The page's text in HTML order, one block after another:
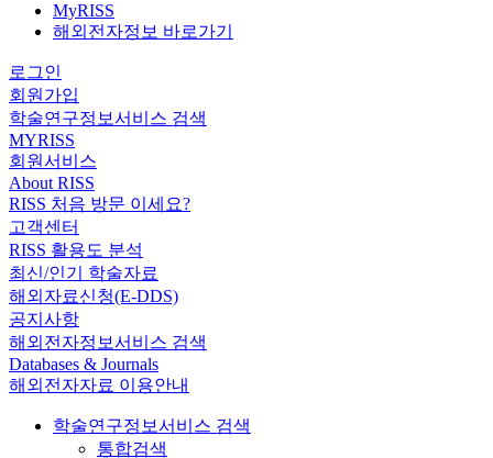
MyRISS
해외전자정보 바로가기
로그인
회원가입
학술연구정보서비스 검색
MYRISS
회원서비스
About RISS
RISS 처음 방문 이세요?
고객센터
RISS 활용도 분석
최신/인기 학술자료
해외자료신청(E-DDS)
공지사항
해외전자정보서비스 검색
Databases & Journals
해외전자자료 이용안내
학술연구정보서비스 검색
통합검색